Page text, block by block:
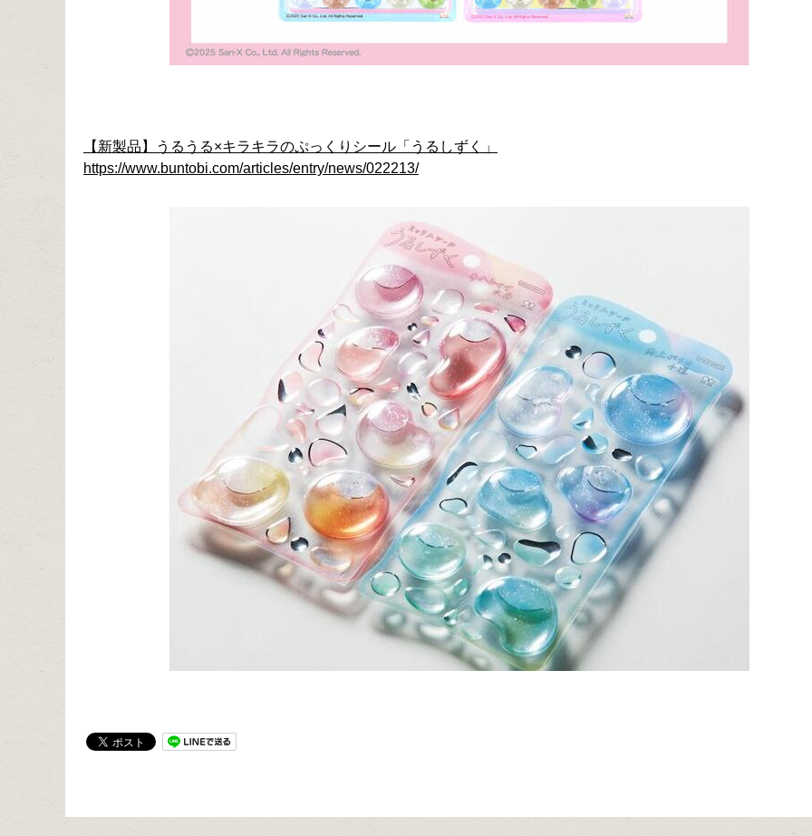
【新製品】うるうる×キラキラのぷっくりシール「うるしずく」
https://www.buntobi.com/articles/entry/news/022213/